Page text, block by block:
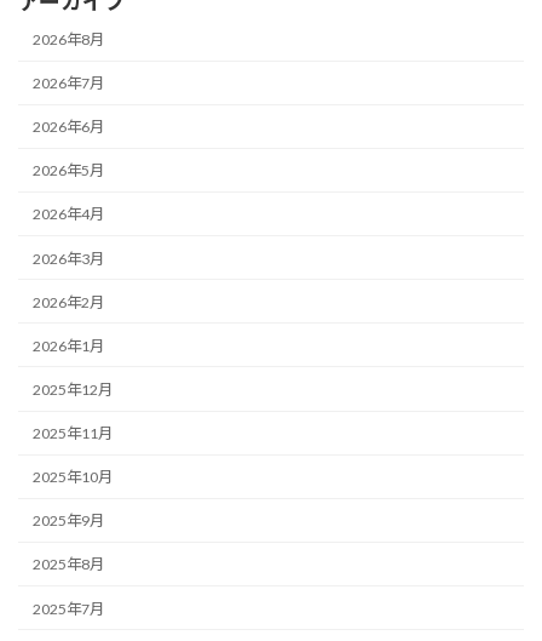
2026年8月
2026年7月
2026年6月
2026年5月
2026年4月
2026年3月
2026年2月
2026年1月
2025年12月
2025年11月
2025年10月
2025年9月
2025年8月
2025年7月